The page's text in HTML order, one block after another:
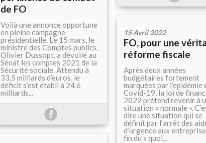
de FO
Voilà une annonce opportune
en pleine campagne
présidentielle. Le 15 mars, le
ministre des Comptes publics,
Olivier Dussopt, a dévoilé au
Sénat les comptes 2021 de la
Sécurité sociale. Attendu à
33,5 milliards d’euros, le
déficit s’est établi à 24,6
milliards...
15 Avril 2022
FO, pour une
réforme fiscale
Après deux années
budgétaires fortement
marquées par l’épidémie
Covid-19, la loi de
2022 prétend revenir à
situation « normale ».
dire une situation qui se
définit par l’arrêt des
d’urgence aux
fin du « quoi...